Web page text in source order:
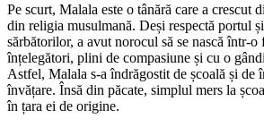
Pe scurt, Malala este o tânără care a crescut
din religia musulmană. Deși respectă portul
sărbătorilor, a avut norocul să se nască într-o
înțelegători, plini de compasiune și cu o
Astfel, Malala s-a îndrăgostit de școală și de
învățare. Însă din păcate, simplul mers la
în țara ei de origine.